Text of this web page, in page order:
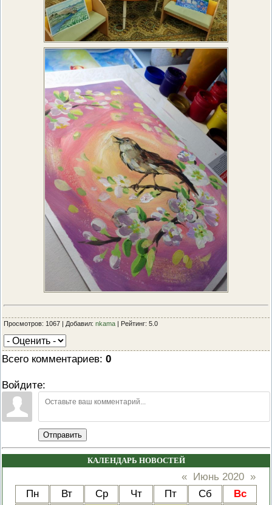
Просмотров: 1067 | Добавил: nkama | Рейтинг: 5.0
Всего комментариев: 0
Войдите:
Отправить
КАЛЕНДАРЬ НОВОСТЕЙ
« Июнь 2020 »
Пн
Вт Ср Чт Пт Сб Вс